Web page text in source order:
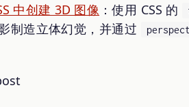
中创建 3D 图像 ：使用 CSS 的
制造立体幻觉，并通过